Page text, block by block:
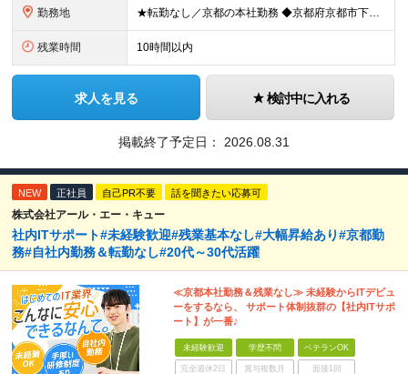
勤務地 ★転勤なし／京都の本社勤務 ◆京都府京都市下京区五条通寺町西入ル御影堂町16-21 京都建物ビル2F ┗「清水五条」駅徒歩2分 ＼配属部署は温かい職場です♪／ 平均年齢は28歳で、若手も多く在籍し
残業時間 10時間以内
求人を見る 検討中に入れる
掲載終了予定日： 2026.08.31
NEW 正社員 自己PR不要 話を聞きたい応募可
株式会社アール・エー・キュー
社内ITサポート#未経験歓迎#残業基本なし#大幅昇給あり#京都勤
務#自社内勤務＆転勤なし#20代～30代活躍
≪京都本社勤務＆残業なし≫ 未経験からITデビュ
ーをするなら、 サポート体制抜群の【社内ITサポ
ート】が一番♪
未経験歓迎 学歴不問 ベテランOK
完全週休2日 賞与複数月 面接1回